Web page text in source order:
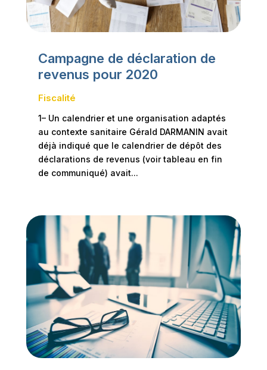
Campagne de déclaration de
revenus pour 2020
Fiscalité
1– Un calendrier et une organisation adaptés
au contexte sanitaire Gérald DARMANIN avait
déjà indiqué que le calendrier de dépôt des
déclarations de revenus (voir tableau en fin
de communiqué) avait...